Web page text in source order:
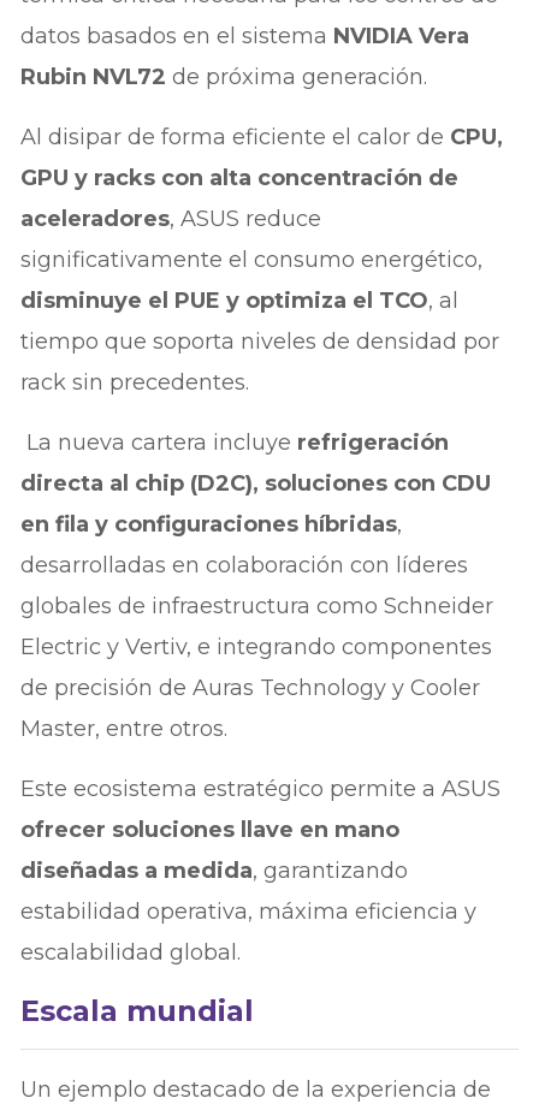
datos basados en el sistema NVIDIA Vera
Rubin NVL72de próxima generación.
Al disipar de forma eficiente el calor de CPU,
GPU y racks con alta concentración de
aceleradores, ASUS reduce
significativamente el consumo energético,
disminuye el PUE y optimiza el TCO, al
tiempo que soporta niveles de densidad por
rack sin precedentes.
La nueva cartera incluye refrigeración
directa al chip (D2C), soluciones con CDU
en fila y configuraciones híbridas,
desarrolladas en colaboración con líderes
globales de infraestructura como Schneider
Electric y Vertiv, e integrando componentes
de precisión de Auras Technology y Cooler
Master, entre otros.
Este ecosistema estratégico permite a ASUS
ofrecer soluciones llave en mano
diseñadas a medida, garantizando
estabilidad operativa, máxima eficiencia y
escalabilidad global.
Escala mundial
Un ejemplo destacado de la experiencia de